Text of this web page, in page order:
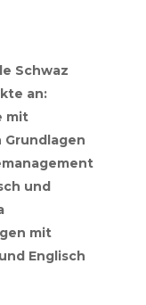
Schwaz
an:
mit
und
mit
Englisch